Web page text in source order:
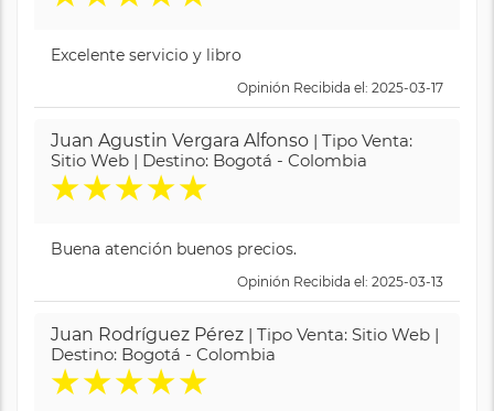
Excelente servicio y libro
Opinión Recibida el: 2025-03-17
Juan Agustin Vergara Alfonso | Tipo Venta:
Sitio Web | Destino: Bogotá - Colombia
★★★★★
Buena atención buenos precios.
Opinión Recibida el: 2025-03-13
Juan Rodríguez Pérez | Tipo Venta: Sitio Web |
Destino: Bogotá - Colombia
★★★★★